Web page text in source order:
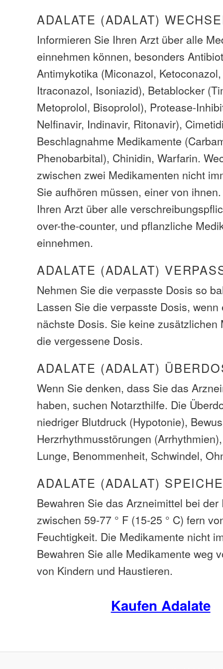
ADALATE (ADALAT)
Informieren Sie Ihren Arzt über alle
einnehmen können, besonders
Antimykotika (Miconazol,
Itraconazol, Isoniazid), Betablocker
Metoprolol, Bisoprolol), Protease-
Nelfinavir, Indinavir, Ritonavir),
Beschlagnahme Medikamente
Phenobarbital), Chinidin, Warfarin.
zwischen zwei Medikamenten nicht
Sie aufhören müssen, einer von
Ihren Arzt über alle
over-the-counter, und pflanzliche
einnehmen.
ADALATE (ADALAT)
Nehmen Sie die verpasste Dosis so
Lassen Sie die verpasste Dosis,
nächste Dosis. Sie keine zusätzlichen
die vergessene Dosis.
ADALATE (ADALAT)
Wenn Sie denken, dass Sie das
haben, suchen Notarzthilfe. Die
niedriger Blutdruck (Hypotonie),
Herzrhythmusstörungen
Lunge, Benommenheit, Schwindel,
ADALATE (ADALAT)
Bewahren Sie das Arzneimittel bei
zwischen 59-77 ° F (15-25 ° C) fern
Feuchtigkeit. Die Medikamente nicht
Bewahren Sie alle Medikamente weg
von Kindern und Haustieren.
Kaufen Adalate